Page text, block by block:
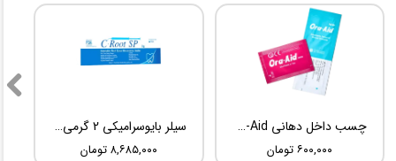
سیلر بایوسرامیکی 2 گرمی Root Dental Medical C-Root SP
۸,۶۸۵,۰۰۰ تومان
چسب داخل دهانی TBM Ora-Aid
۶۰۰,۰۰۰ تومان